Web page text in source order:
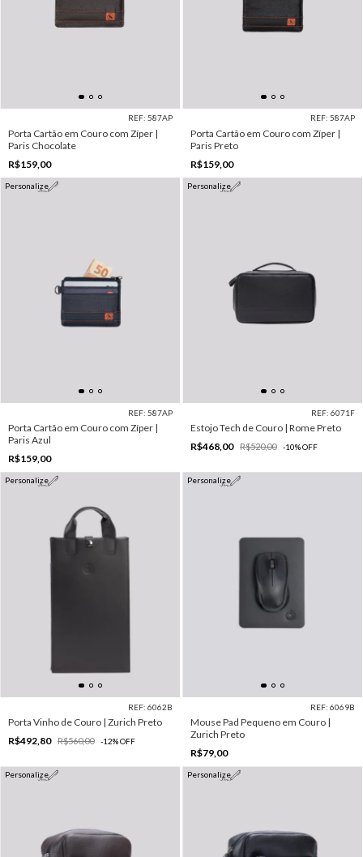
REF: 587AP
Porta Cartão em Couro com Zíper |
Paris Chocolate
R$159,00
REF: 587AP
Porta Cartão em Couro com Zíper |
Paris Preto
R$159,00
Personalize
REF: 587AP
Porta Cartão em Couro com Zíper |
Paris Azul
R$159,00
Personalize
REF: 6071F
Estojo Tech de Couro | Rome Preto
R$468,00
R$520,00 -10%OFF
Personalize
REF: 6062B
Porta Vinho de Couro | Zurich Preto
R$492,80
R$560,00 -12%OFF
Personalize
REF: 6069B
Mouse Pad Pequeno em Couro |
Zurich Preto
R$79,00
Personalize Personalize